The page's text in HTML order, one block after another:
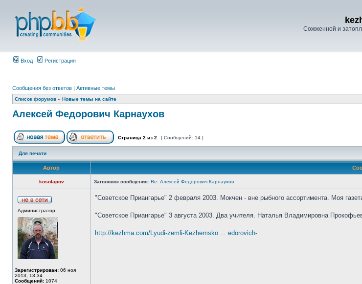
Сожженной и
Вход Регистрация
Сообщения без ответов | Активные темы
Список форумов » Новые темы на сайте
Алексей Федорович Карнаухов
Страница 2 из 2 [ Сообщений: 14 ]
Для печати
Автор
kosolapov Заголовок сообщения: Re: Алексей Федорович Карнаухов
Администратор
Зарегистрирован: 06 ноя
2013, 13:34
Сообщений: 1074
"Советское Приангарье" 2 февраля 2003. Мокчен - вне рыбного ассортимента. Моя
"Советское Приангарье" 3 августа 2003. Два учителя. Наталья Владимировна
http://kezhma.com/Lyudi-zemli-Kezhemsko ... edorovich-